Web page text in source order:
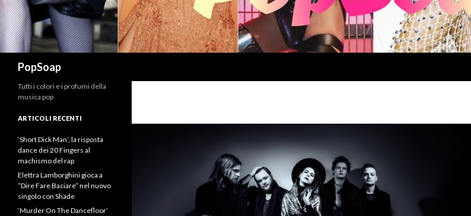
PopSoap
Tutti i colori e i profumi della
musica pop
ARTICOLI RECENTI
‘Short Dick Man’, la risposta
dance dei 20 Fingers al
machismo del rap
Elettra Lamborghini gioca a
“Dire Fare Baciare” nel nuovo
singolo con Shade
‘Murder On The Dancefloor’